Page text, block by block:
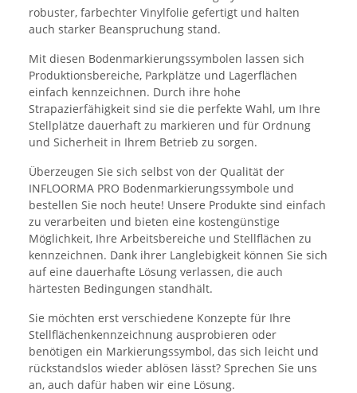
robuster, farbechter Vinylfolie gefertigt und halten
auch starker Beanspruchung stand.
Mit diesen Bodenmarkierungssymbolen lassen sich
Produktionsbereiche, Parkplätze und Lagerflächen
einfach kennzeichnen. Durch ihre hohe
Strapazierfähigkeit sind sie die perfekte Wahl, um Ihre
Stellplätze dauerhaft zu markieren und für Ordnung
und Sicherheit in Ihrem Betrieb zu sorgen.
Überzeugen Sie sich selbst von der Qualität der
INFLOORMA PRO Bodenmarkierungssymbole und
bestellen Sie noch heute! Unsere Produkte sind einfach
zu verarbeiten und bieten eine kostengünstige
Möglichkeit, Ihre Arbeitsbereiche und Stellflächen zu
kennzeichnen. Dank ihrer Langlebigkeit können Sie sich
auf eine dauerhafte Lösung verlassen, die auch
härtesten Bedingungen standhält.
Sie möchten erst verschiedene Konzepte für Ihre
Stellflächenkennzeichnung ausprobieren oder
benötigen ein Markierungssymbol, das sich leicht und
rückstandslos wieder ablösen lässt? Sprechen Sie uns
an, auch dafür haben wir eine Lösung.